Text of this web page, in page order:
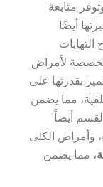
متابعة
أيضًا
لأمراض
بقدرتها على
مما يضمن
أيضاً
وأمراض الكلى
، مما يضمن